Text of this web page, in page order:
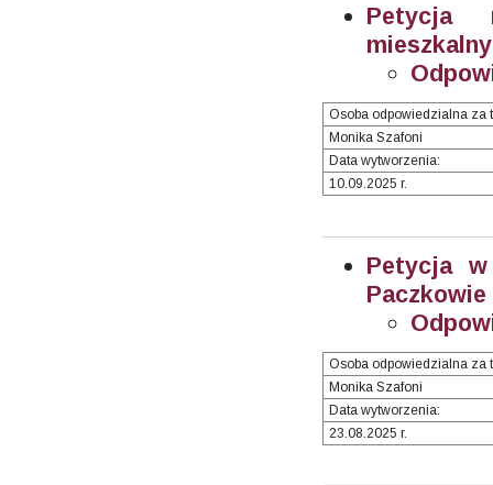
Petycja
Osoba odpowiedzialna za
Monika Szafoni
Data wytworzenia:
10.09.2025 r.
Petycja
Osoba odpowiedzialna za
Monika Szafoni
Data wytworzenia:
23.08.2025 r.